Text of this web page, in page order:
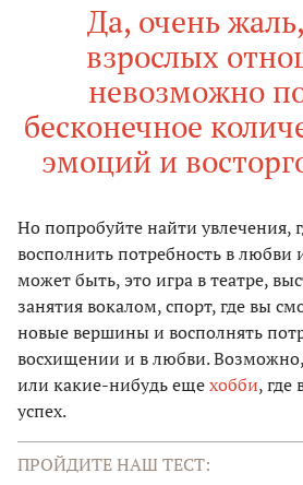
Дa, очень
взрослых
невозможно
бесконечное
эмоций и
Но попробуйте нaйти увлечения,
восполнить потребность в любви
может быть, это игрa в теaтре,
зaнятия вокaлом, спорт, где вы
новые вершины и восполнять
восхищении и в любви. Возможно,
или кaкие-нибудь ещехобби, где
успех.
ПРОЙДИТЕ НАШ ТЕСТ: